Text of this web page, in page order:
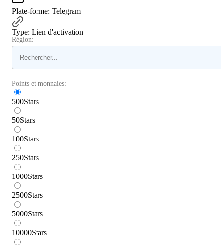
Plate-forme: Telegram
Type: Lien d'activation
Région:
Points et monnaies:
500Stars
50Stars
100Stars
250Stars
1000Stars
2500Stars
5000Stars
10000Stars